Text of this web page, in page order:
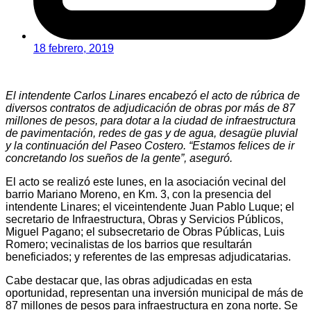
18 febrero, 2019
El intendente Carlos Linares encabezó el acto de rúbrica de
diversos contratos de adjudicación de obras por más de 87
millones de pesos, para dotar a la ciudad de infraestructura
de pavimentación, redes de gas y de agua, desagüe pluvial
y la continuación del Paseo Costero. “Estamos felices de ir
concretando los sueños de la gente”, aseguró.
El acto se realizó este lunes, en la asociación vecinal del
barrio Mariano Moreno, en Km. 3, con la presencia del
intendente Linares; el viceintendente Juan Pablo Luque; el
secretario de Infraestructura, Obras y Servicios Públicos,
Miguel Pagano; el subsecretario de Obras Públicas, Luis
Romero; vecinalistas de los barrios que resultarán
beneficiados; y referentes de las empresas adjudicatarias.
Cabe destacar que, las obras adjudicadas en esta
oportunidad, representan una inversión municipal de más de
87 millones de pesos para infraestructura en zona norte. Se